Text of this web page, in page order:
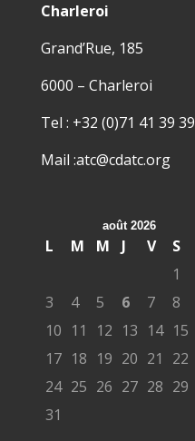
Charleroi
Grand’Rue, 185
6000 – Charleroi
Tel : +32 (0)71 41 39 39
Mail :atc@cdatc.org
août 2026
L M M J V S
1
3
4 5 6 7 8
10 11 12 13 14 15
17 18 19 20 21 22
24 25 26 27 28 29
31